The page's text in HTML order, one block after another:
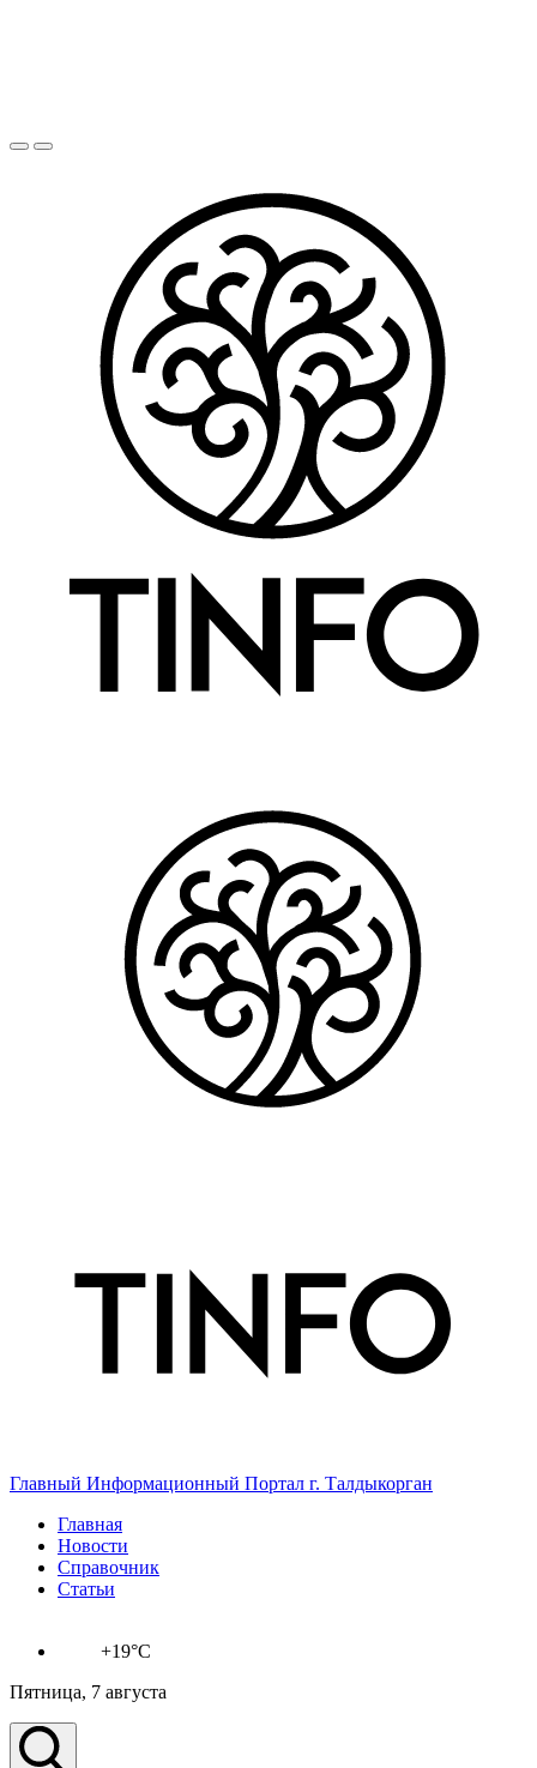
Главный Информационный Портал г. Талдыкорган
Главная
Новости
Справочник
Статьи
+19°C
Пятница, 7 августа